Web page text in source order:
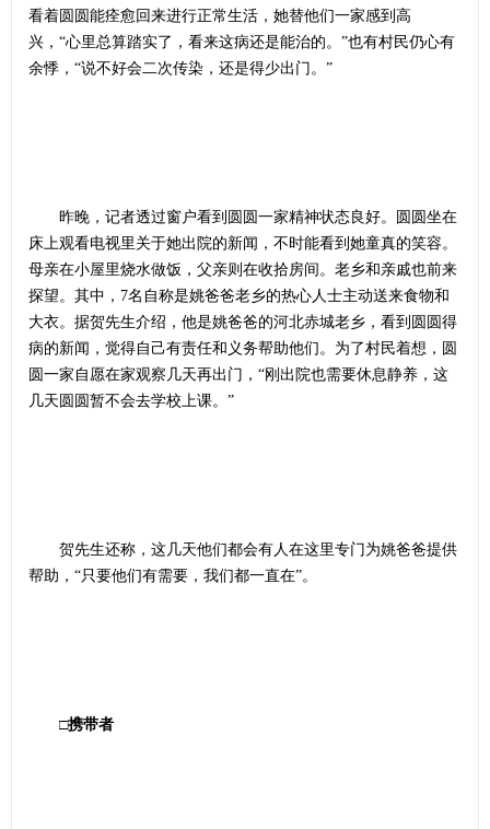
看着圆圆能痊愈回来进行正常生活，她替他们一家感到高
兴，“心里总算踏实了，看来这病还是能治的。”也有村民仍心有
余悸，“说不好会二次传染，还是得少出门。”
昨晚，记者透过窗户看到圆圆一家精神状态良好。圆圆坐在
床上观看电视里关于她出院的新闻，不时能看到她童真的笑容。
母亲在小屋里烧水做饭，父亲则在收拾房间。老乡和亲戚也前来
探望。其中，7名自称是姚爸爸老乡的热心人士主动送来食物和
大衣。据贺先生介绍，他是姚爸爸的河北赤城老乡，看到圆圆得
病的新闻，觉得自己有责任和义务帮助他们。为了村民着想，圆
圆一家自愿在家观察几天再出门，“刚出院也需要休息静养，这
几天圆圆暂不会去学校上课。”
贺先生还称，这几天他们都会有人在这里专门为姚爸爸提供
帮助，“只要他们有需要，我们都一直在”。
□携带者